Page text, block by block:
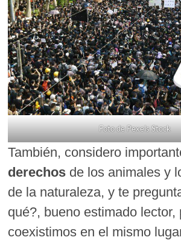
Foto de Pexels Stock
También, considero
derechos de los animales y
de la naturaleza, y te
qué?, bueno estimado lector,
coexistimos en el mismo